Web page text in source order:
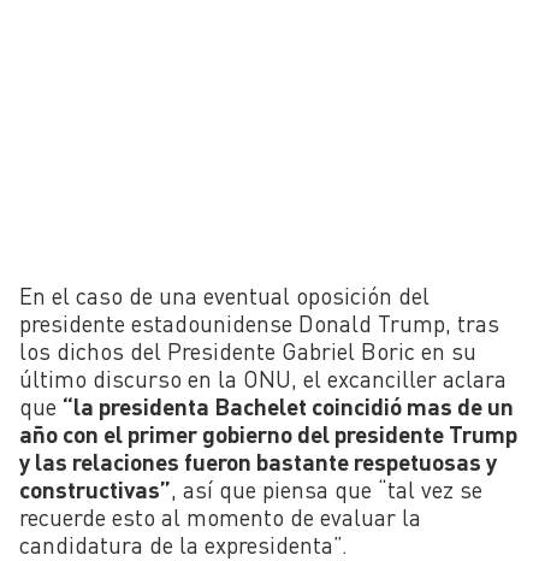
En el caso de una eventual oposición del
presidente estadounidense Donald Trump, tras
los dichos del Presidente Gabriel Boric en su
último discurso en la ONU, el excanciller aclara
que “la presidenta Bachelet coincidió mas de un
año con el primer gobierno del presidente Trump
y las relaciones fueron bastante respetuosas y
constructivas”, así que piensa que “tal vez se
recuerde esto al momento de evaluar la
candidatura de la expresidenta”.